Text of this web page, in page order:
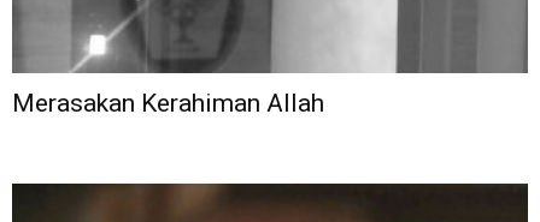
Merasakan Kerahiman Allah